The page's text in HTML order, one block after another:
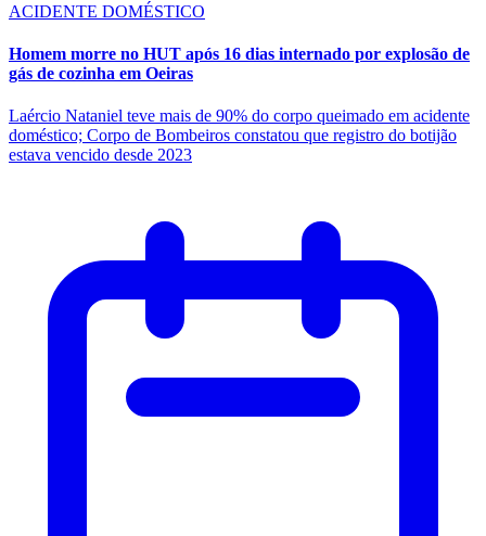
ACIDENTE DOMÉSTICO
Homem morre no HUT após 16 dias internado por explosão de
gás de cozinha em Oeiras
Laércio Nataniel teve mais de 90% do corpo queimado em acidente
doméstico; Corpo de Bombeiros constatou que registro do botijão
estava vencido desde 2023